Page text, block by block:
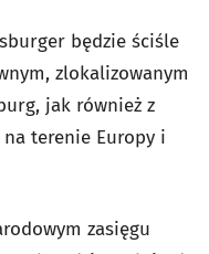
będzie ściśle
zlokalizowanym
jak również z
terenie Europy i
zasięgu